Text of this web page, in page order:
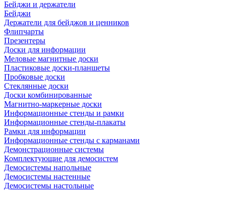
Бейджи и держатели
Бейджи
Держатели для бейджов и ценников
Флипчарты
Презентеры
Доски для информации
Меловые магнитные доски
Пластиковые доски-планшеты
Пробковые доски
Стеклянные доски
Доски комбинированные
Магнитно-маркерные доски
Информационные стенды и рамки
Информационные стенды-плакаты
Рамки для информации
Информационные стенды с карманами
Демонстрационные системы
Комплектующие для демосистем
Демосистемы напольные
Демосистемы настенные
Демосистемы настольные